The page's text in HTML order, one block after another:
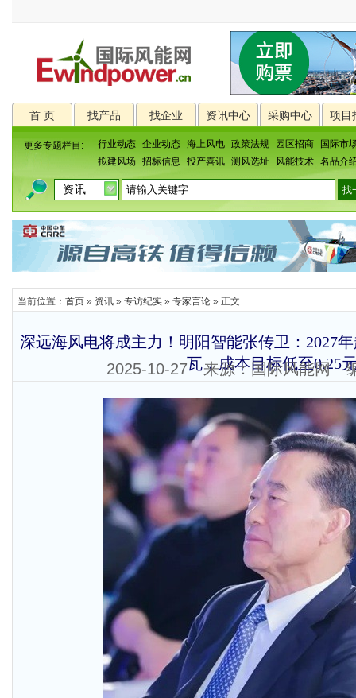
首 页 找产品 找企业 资讯中心 采购中心 项目
更多专题栏目: 行业动态 企业动态 海上风电 政策法规 园区招商
国际市
拟建风场
招标信息 投产喜讯 测风选址 风能技术 名品介
当前位置： 首页 » 资讯 » 专访纪实 » 专家言论 » 正文
深远海风电将成主力！明阳智能张传卫：2027
瓦，成本目标低至0.25
2025-10-27 来源：国际风能网